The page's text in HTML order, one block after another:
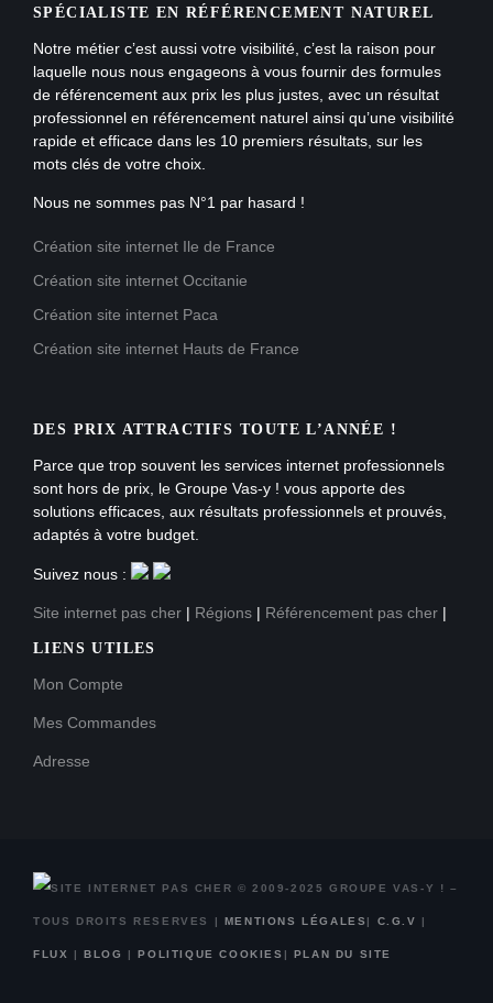
SPÉCIALISTE EN RÉFÉRENCEMENT NATUREL
Notre métier c’est aussi votre visibilité, c’est la raison pour
laquelle nous nous engageons à vous fournir des formules
de référencement aux prix les plus justes, avec un résultat
professionnel en référencement naturel ainsi qu’une visibilité
rapide et efficace dans les 10 premiers résultats, sur les
mots clés de votre choix.
Nous ne sommes pas N°1 par hasard !
Création site internet Ile de France
Création site internet Occitanie
Création site internet Paca
Création site internet Hauts de France
DES PRIX ATTRACTIFS TOUTE L’ANNÉE !
Parce que trop souvent les services internet professionnels
sont hors de prix, le Groupe Vas-y ! vous apporte des
solutions efficaces, aux résultats professionnels et prouvés,
adaptés à votre budget.
Suivez nous :
Site internet pas cher | Régions | Référencement pas cher |
LIENS UTILES
Mon Compte
Mes Commandes
Adresse
© 2009-2025 GROUPE VAS-Y ! –
TOUS DROITS RESERVES | MENTIONS LÉGALES | C.G.V |
FLUX |BLOG |POLITIQUE COOKIES | PLAN DU SITE